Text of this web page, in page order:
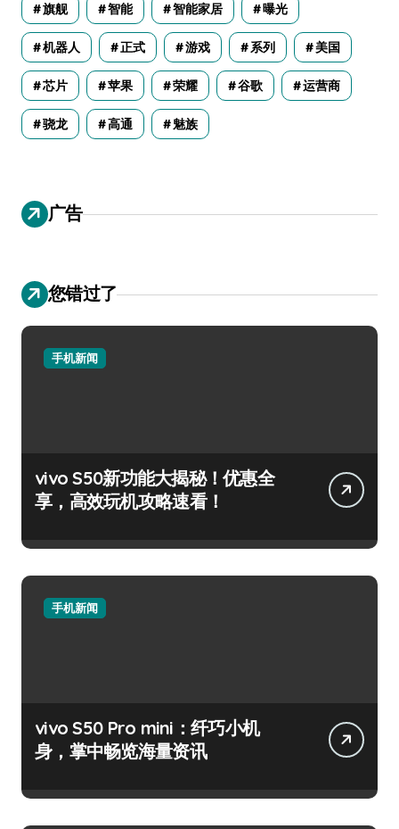
旗舰 智能 智能家居 曝光
机器人 正式 游戏 系列 美国
芯片 苹果 荣耀 谷歌 运营商
骁龙 高通 魅族
广告
您错过了
手机新闻
vivo S50新功能大揭秘！优惠全
享，高效玩机攻略速看！
手机新闻
vivo S50 Pro mini：纤巧小机
身，掌中畅览海量资讯